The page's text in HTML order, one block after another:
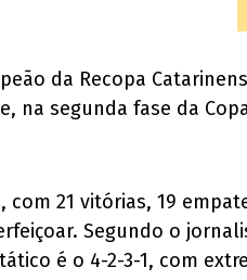
da Recopa
na segunda fase da
com 21 vitórias, 19
Segundo o
é o 4-2-3-1, com